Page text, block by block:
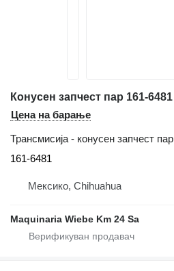
Цена на барање
Трансмисија - конусен запчест пар
161-6481
Мексико, Chihuahua
Maquinaria Wiebe Km 24 Sa